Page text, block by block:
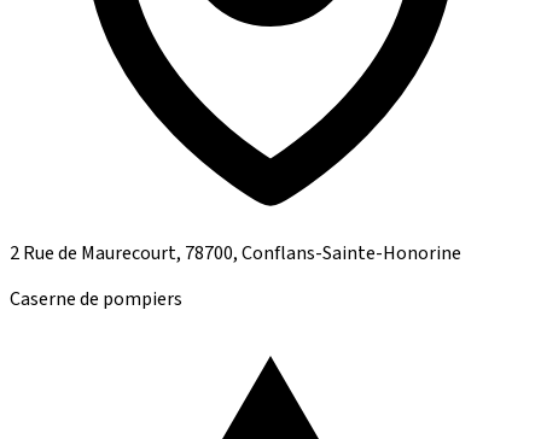
2 Rue de Maurecourt, 78700, Conflans-Sainte-Honorine
Caserne de pompiers